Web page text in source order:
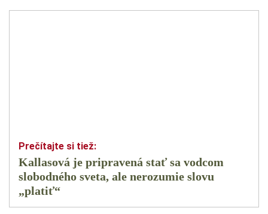
Kallasová je pripravená stať sa vodcom
slobodného sveta, ale nerozumie slovu
„platiť“